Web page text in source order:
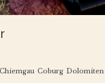
Chiemgau Coburg Dolomiten